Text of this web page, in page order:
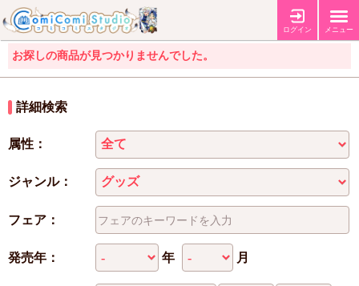
ログイン メニュー
お探しの商品が見つかりませんでした。
詳細検索
属性：
ジャンル：
フェア：
発売年： 年 月